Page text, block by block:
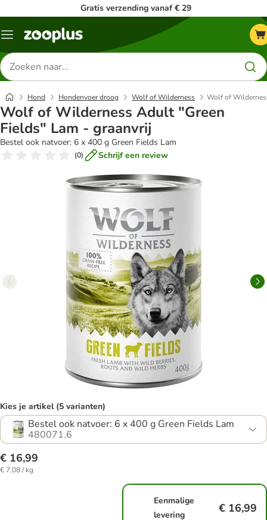
Gratis verzending vanaf € 29
Menu
Zoeken
naar
producten
Hond Hondenvoer droog Wolf of Wilderness Wolf of
Wolf of Wilderness Adult "Green
Fields" Lam - graanvrij
Bestel ook natvoer: 6 x 400 g Green Fields Lam
(0) Schrijf een review
Kies je artikel (5 varianten)
Bestel ook natvoer: 6 x 400 g Green Fields Lam
480071.6
€ 16,99
€ 7,08 / kg
Eenmalige
levering
€ 16,99